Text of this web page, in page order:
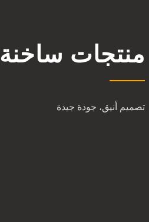
منتجات ساخنة
تصميم أنيق، جودة جيدة